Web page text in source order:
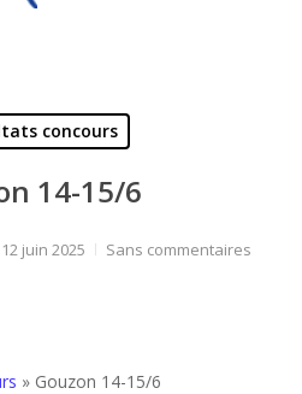
concours
14-15/6
12 juin 2025 Sans commentaires
» Gouzon 14-15/6